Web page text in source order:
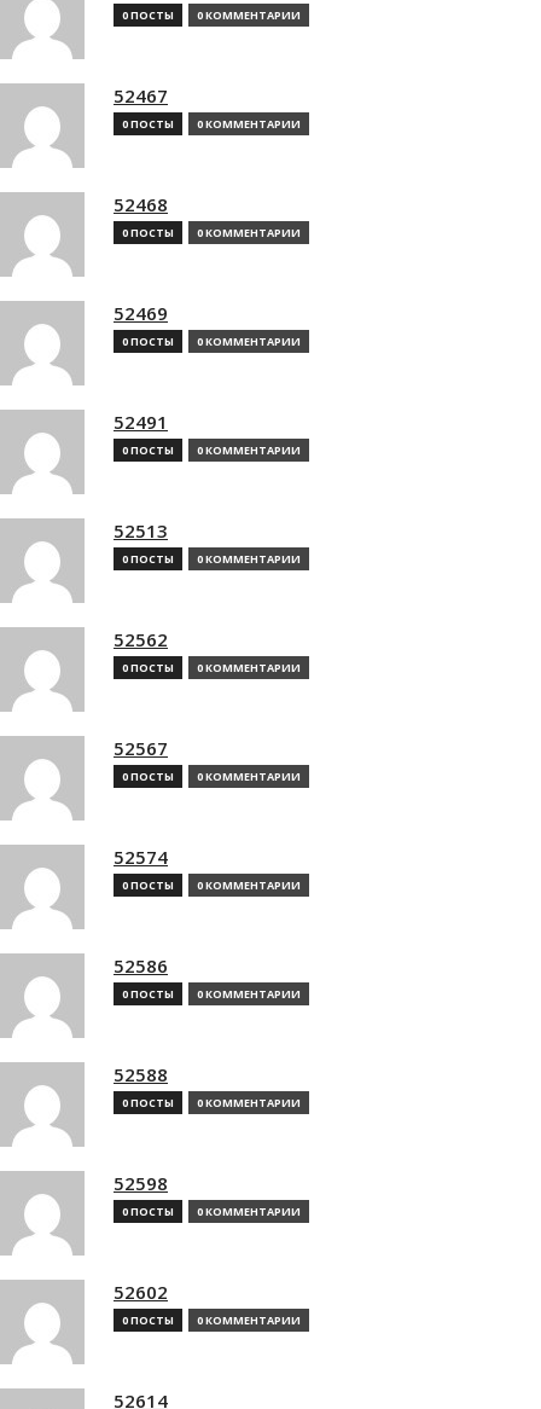
0 ПОСТЫ 0 КОММЕНТАРИИ
52467
0 ПОСТЫ 0 КОММЕНТАРИИ
52468
0 ПОСТЫ 0 КОММЕНТАРИИ
52469
0 ПОСТЫ 0 КОММЕНТАРИИ
52491
0 ПОСТЫ 0 КОММЕНТАРИИ
52513
0 ПОСТЫ 0 КОММЕНТАРИИ
52562
0 ПОСТЫ 0 КОММЕНТАРИИ
52567
0 ПОСТЫ 0 КОММЕНТАРИИ
52574
0 ПОСТЫ 0 КОММЕНТАРИИ
52586
0 ПОСТЫ 0 КОММЕНТАРИИ
52588
0 ПОСТЫ 0 КОММЕНТАРИИ
52598
0 ПОСТЫ 0 КОММЕНТАРИИ
52602
0 ПОСТЫ 0 КОММЕНТАРИИ
52614